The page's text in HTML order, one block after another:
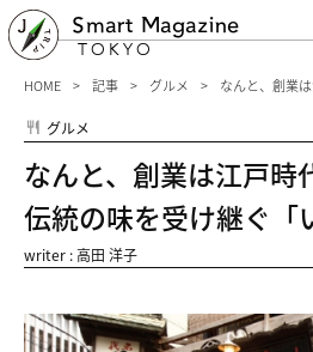
Smart Magazine
TOKYO
HOME 記事 グルメ なんと、創業
グルメ
なんと、創業は江戸時
伝統の味を受け継ぐ「
writer : 高田 洋子